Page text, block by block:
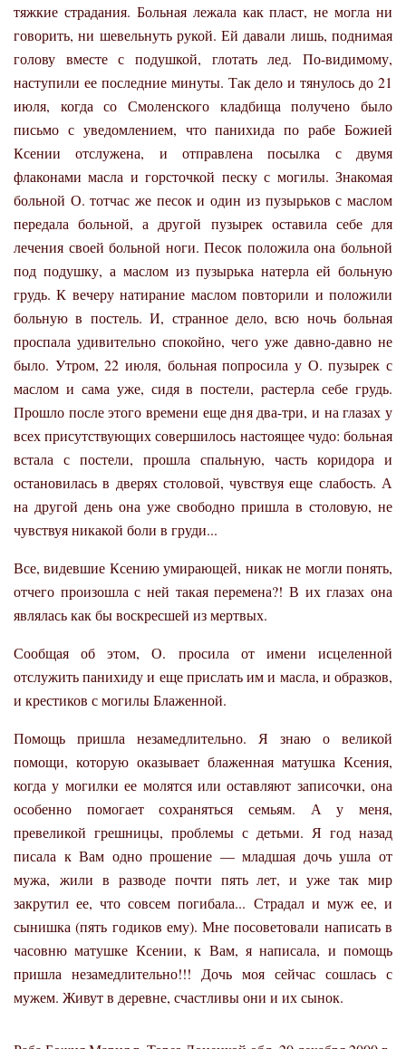
тяжкие страдания. Больная лежала как пласт, не могла ни
говорить, ни шевельнуть рукой. Ей давали лишь, поднимая
голову вместе с подушкой, глотать лед. По-видимому,
наступили ее последние минуты. Так дело и тянулось до 21
июля, когда со Смоленского кладбища получено было
письмо с уведомлением, что панихида по рабе Божией
Ксении отслужена, и отправлена посылка с двумя
флаконами масла и горсточкой песку с могилы. Знакомая
больной О. тотчас же песок и один из пузырьков с маслом
передала больной, а другой пузырек оставила себе для
лечения своей больной ноги. Песок положила она больной
под подушку, а маслом из пузырька натерла ей больную
грудь. К вечеру натирание маслом повторили и положили
больную в постель. И, странное дело, всю ночь больная
проспала удивительно спокойно, чего уже давно-давно не
было. Утром, 22 июля, больная попросила у О. пузырек с
маслом и сама уже, сидя в постели, растерла себе грудь.
Прошло после этого времени еще дня два-три, и на глазах у
всех присутствующих совершилось настоящее чудо: больная
встала с постели, прошла спальную, часть коридора и
остановилась в дверях столовой, чувствуя еще слабость. А
на другой день она уже свободно пришла в столовую, не
чувствуя никакой боли в груди...
Все, видевшие Ксению умирающей, никак не могли понять,
отчего произошла с ней такая перемена?! В их глазах она
являлась как бы воскресшей из мертвых.
Сообщая об этом, О. просила от имени исцеленной
отслужить панихиду и еще прислать им и масла, и образков,
и крестиков с могилы Блаженной.
Помощь пришла незамедлительно. Я знаю о великой
помощи, которую оказывает блаженная матушка Ксения,
когда у могилки ее молятся или оставляют записочки, она
особенно помогает сохраняться семьям. А у меня,
превеликой грешницы, проблемы с детьми. Я год назад
писала к Вам одно прошение — младшая дочь ушла от
мужа, жили в разводе почти пять лет, и уже так мир
закрутил ее, что совсем погибала... Страдал и муж ее, и
сынишка (пять годиков ему). Мне посоветовали написать в
часовню матушке Ксении, к Вам, я написала, и помощь
пришла незамедлительно!!! Дочь моя сейчас сошлась с
мужем. Живут в деревне, счастливы они и их сынок.